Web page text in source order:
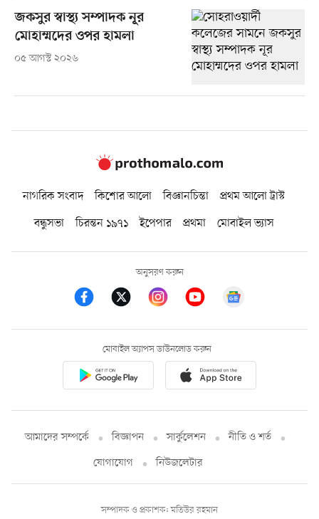
জকসুর স্বাস্থ্য সম্পাদক নূর
মোহাম্মদের ওপর হামলা
০৫ আগস্ট ২০২৬
নাগরিক সংবাদ কিশোর আলো বিজ্ঞানচিন্তা
প্রথম আলো ট্রাস্ট
বন্ধুসভা
চিরন্তন ১৯৭১ ইপেপার প্রথমা মোবাইল ভ্যাস
অনুসরণ করুন
মোবাইল অ্যাপস ডাউনলোড করুন
আমাদের সম্পর্কে বিজ্ঞাপন সার্কুলেশন
নীতি ও শর্ত
যোগাযোগ
নিউজলেটার
সম্পাদক ও প্রকাশক: মতিউর রহমান